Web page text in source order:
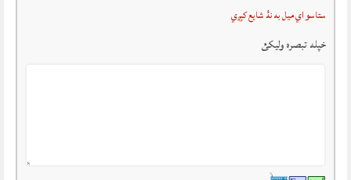
ستاسو اي ميل به نۀ شايع کېږي
خپله تبصرہ وليکئ